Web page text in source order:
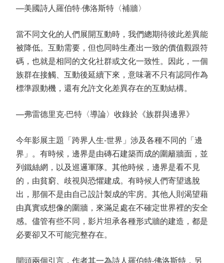
—美國詩人羅伯特·佛洛斯特〈補牆〉
當不同文化的人們展開互動時，我們總期待彼此差異能
被降低。互動需要，但也同時生產出一致的價值觀跟符
碼，也就是相同的文化社群或文化一致性。因此，一個
族群在接觸、互動後延續下來，意味著不只有認同作為
標準跟動機，還有允許文化差異存在的互動結構。
—弗雷德里克‧巴特〈導論〉收錄於《族群與邊界》
今年影展主題「跨界人生-世界」涉及各種不同的「邊
界」。有時候，邊界是由磚石建築而成的圍籬牆面，並
列鐵絲網，以及巡邏軍隊。其他時候，邊界是看不見
的，由貧窮、歧視與恐懼建成。有時候人們寄望逃脫
出，那個不是由自己設計製成的牢房。其他人則渴望藉
由真實或想像的圍牆，來滿足處在不確定世界裡的安全
感。儘管有些不同，影片坦承各種形式牆的建造，都是
必要卻又不可能完整存在。
開頭兩個引言，作者其一為詩人羅伯特‧佛洛斯特，另